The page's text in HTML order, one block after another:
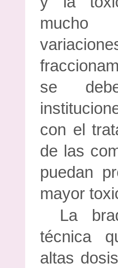
mucho
se
con el
de las
puedan
mayor
La
técnica
altas